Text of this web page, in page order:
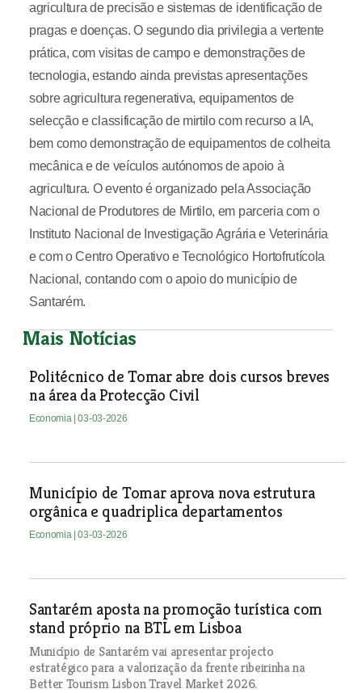
agricultura de precisão e sistemas de identificação de
pragas e doenças. O segundo dia privilegia a vertente
prática, com visitas de campo e demonstrações de
tecnologia, estando ainda previstas apresentações
sobre agricultura regenerativa, equipamentos de
selecção e classificação de mirtilo com recurso a IA,
bem como demonstração de equipamentos de colheita
mecânica e de veículos autónomos de apoio à
agricultura. O evento é organizado pela Associação
Nacional de Produtores de Mirtilo, em parceria com o
Instituto Nacional de Investigação Agrária e Veterinária
e com o Centro Operativo e Tecnológico Hortofrutícola
Nacional, contando com o apoio do município de
Santarém.
Mais Notícias
Politécnico de Tomar abre dois cursos breves
na área da Protecção Civil
Economia | 03-03-2026
Município de Tomar aprova nova estrutura
orgânica e quadriplica departamentos
Economia | 03-03-2026
Santarém aposta na promoção turística com
stand próprio na BTL em Lisboa
Município de Santarém vai apresentar projecto
estratégico para a valorização da frente ribeirinha na
Better Tourism Lisbon Travel Market 2026.